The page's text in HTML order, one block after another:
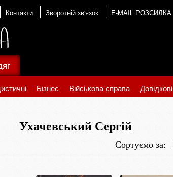
Контакти Зворотній зв'язок E-MAIL РОЗСИЛКА
Бізнес Військова справа Довідкові
Ухачевський Сергій
Сортуємо за: